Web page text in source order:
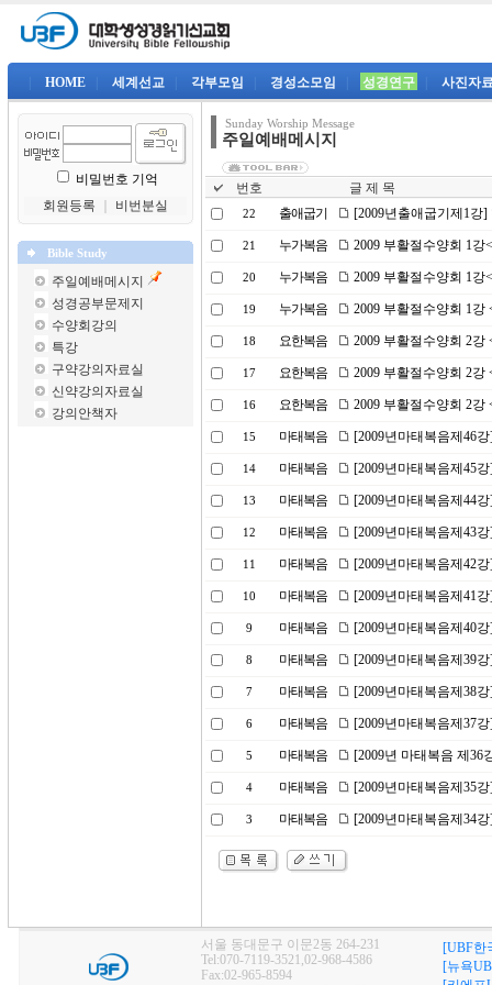
HOME 세계선교 각부모임 경성소모임 성경연구 사진자
비밀번호 기억
회원등록
비번분실
Bible Study
주일예배메시지
성경공부문제지
수양회강의
특강
구약강의자료실
신약강의자료실
강의안책자
Sunday Worship Message
주일예배메시지
번호 글 제 목
22 출애굽기 [2009년출애굽기제1강
21 누가복음 2009 부활절수양회 1
20 누가복음 2009 부활절수양회 1
19 누가복음 2009 부활절수양회 1
18 요한복음 2009 부활절수양회 2
17 요한복음 2009 부활절수양회 2
16 요한복음 2009 부활절수양회 2
15 마태복음 [2009년마태복음제46
14 마태복음 [2009년마태복음제45
13 마태복음 [2009년마태복음제44
12 마태복음 [2009년마태복음제43
11 마태복음 [2009년마태복음제42
10 마태복음 [2009년마태복음제41
9 마태복음 [2009년마태복음제40
8 마태복음 [2009년마태복음제39
7 마태복음 [2009년마태복음제38
6 마태복음 [2009년마태복음제37
5 마태복음 [2009년 마태복음 제36
4 마태복음 [2009년마태복음제35
3 마태복음 [2009년마태복음제34
서울 동대문구 이문2동 264-231
Tel:070-7119-3521,02-968-4586
Fax:02-965-8594
[UBF한
[뉴욕